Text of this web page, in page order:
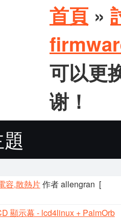
首頁 »
可以更
谢！
容,散熱片作者 allengran [
顯示幕 - lcd4linux + PalmOrb